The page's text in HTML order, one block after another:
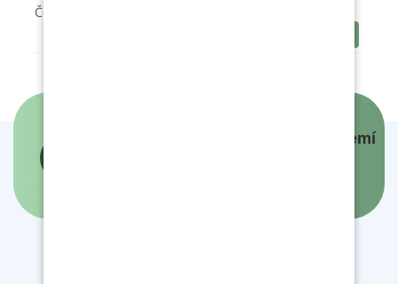
Červen
Panovníci a prezidenti českých zemí